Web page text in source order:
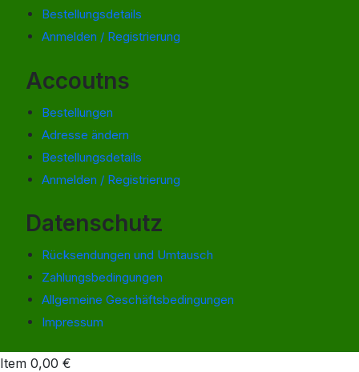
Bestellungsdetails
Anmelden / Registrierung
Accoutns
Bestellungen
Adresse ändern
Bestellungsdetails
Anmelden / Registrierung
Datenschutz
Rücksendungen und Umtausch
Zahlungsbedingungen
Allgemeine Geschäftsbedingungen
Impressum
Item 0,00 €